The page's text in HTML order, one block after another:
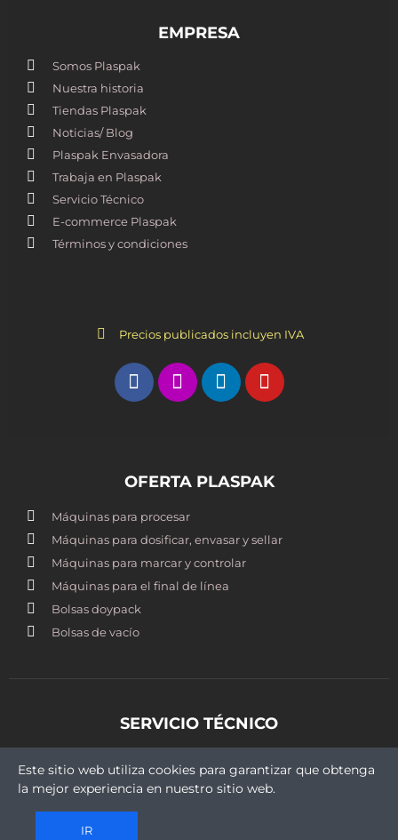
EMPRESA
Somos Plaspak
Nuestra historia
Tiendas Plaspak
Noticias/ Blog
Plaspak Envasadora
Trabaja en Plaspak
Servicio Técnico
E-commerce Plaspak
Términos y condiciones
Precios publicados incluyen IVA
OFERTA PLASPAK
Máquinas para procesar
Máquinas para dosificar, envasar y sellar
Máquinas para marcar y controlar
Máquinas para el final de línea
Bolsas doypack
Bolsas de vacío
SERVICIO TÉCNICO
+569 5409 9430
Este sitio web utiliza cookies para garantizar que obtenga
la mejor experiencia en nuestro sitio web.
IR